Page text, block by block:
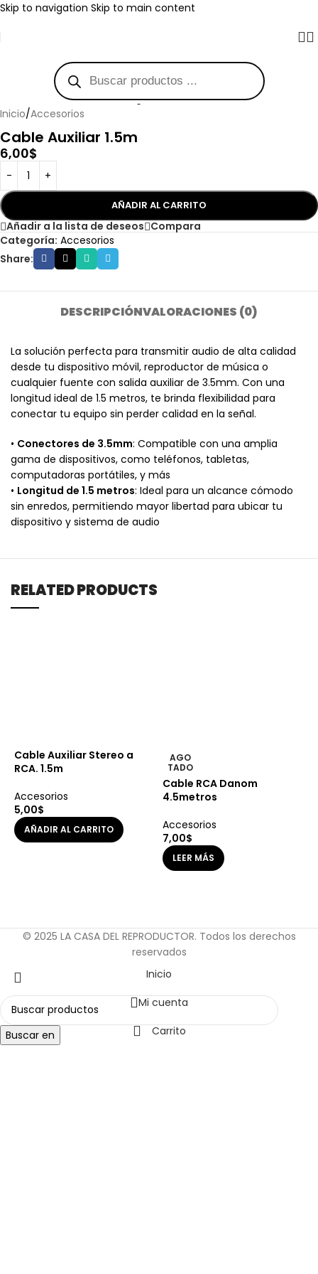
Skip to navigation Skip to main content
Haga clic para ampliar
Inicio/Accesorios
Cable Auxiliar 1.5m
6,00$
AÑADIR AL CARRITO
Añadir a la lista de deseos Compara
Categoría: Accesorios
Share:
DESCRIPCIÓNVALORACIONES (0)
La solución perfecta para transmitir audio de alta calidad
desde tu dispositivo móvil, reproductor de música o
cualquier fuente con salida auxiliar de 3.5mm. Con una
longitud ideal de 1.5 metros, te brinda flexibilidad para
conectar tu equipo sin perder calidad en la señal.
• Conectores de 3.5mm: Compatible con una amplia
gama de dispositivos, como teléfonos, tabletas,
computadoras portátiles, y más
• Longitud de 1.5 metros: Ideal para un alcance cómodo
sin enredos, permitiendo mayor libertad para ubicar tu
dispositivo y sistema de audio
RELATED PRODUCTS
Cable Auxiliar Stereo a
RCA. 1.5m
Accesorios
5,00$
AÑADIR AL CARRITO
AGO
TADO
Cable RCA Danom
4.5metros
Accesorios
7,00$
LEER MÁS
© 2025 LA CASA DEL REPRODUCTOR. Todos los derechos
reservados
Buscar en
Inicio
Mi cuenta
Carrito